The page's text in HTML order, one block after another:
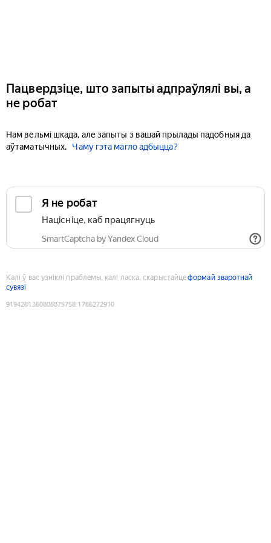
Пацвердзіце, што запыты адпраўлялі вы, а
не робат
Нам вельмі шкада, але запыты з вашай прылады падобныя да
аўтаматычных.
Чаму гэта магло адбыцца?
Я не робат
Націсніце, каб працягнуць
SmartCaptcha by Yandex Cloud
Калі ў вас узніклі праблемы, калі ласка, скарыстайцеформай зваротнай
сувязі
9194281360808875758:1786272910